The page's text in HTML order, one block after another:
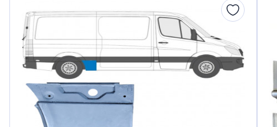
Peugeot
Renault
Seat
Skoda